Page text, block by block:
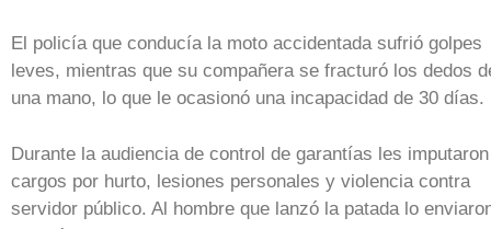
El policía que conducía la moto accidentada sufrió golpes
leves, mientras que su compañera se fracturó los dedos
una mano, lo que le ocasionó una incapacidad de 30 días.
Durante la audiencia de control de garantías les imputaron
cargos por hurto, lesiones personales y violencia contra
servidor público. Al hombre que lanzó la patada lo